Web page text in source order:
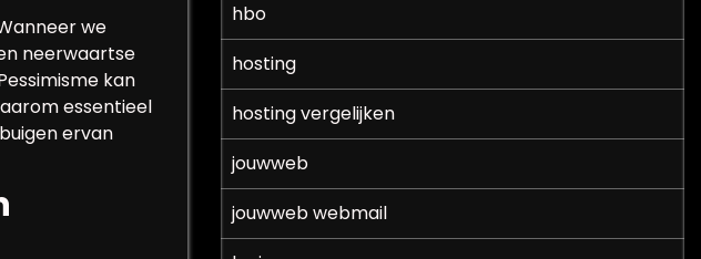
we
neerwaartse
kan
essentieel
ervan
hbo
hosting
hosting vergelijken
jouwweb
jouwweb webmail